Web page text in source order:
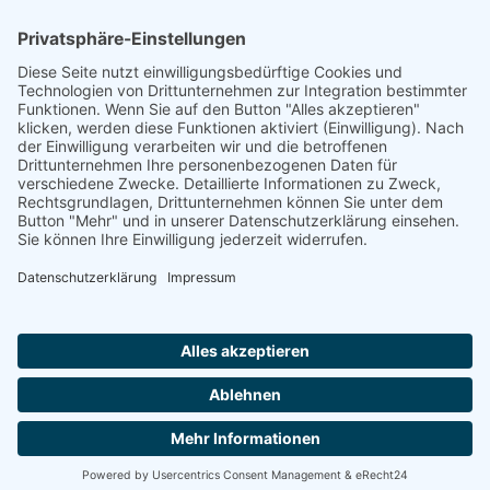
Footer
Cookie-Einstellungen Datenschutz
Impressum
intern
by